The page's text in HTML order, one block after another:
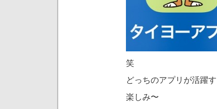
笑
どっちのアプリが活躍
楽しみ〜